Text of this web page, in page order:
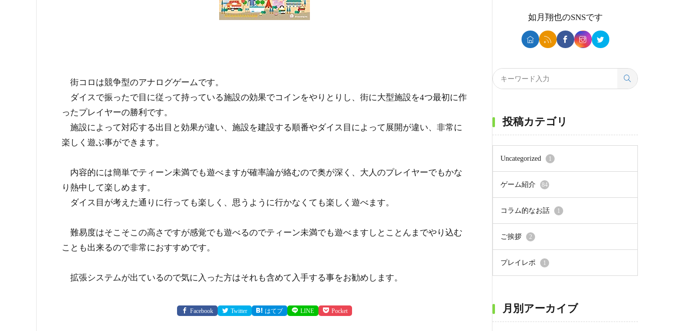
街コロは競争型のアナログゲームです。
ダイスで振ったで目に従って持っている施設の効果でコインをやりとりし、街に大型施設を4つ最初に作
ったプレイヤーの勝利です。
施設によって対応する出目と効果が違い、施設を建設する順番やダイス目によって展開が違い、非常に
楽しく遊ぶ事ができます。
内容的には簡単でティーン未満でも遊べますが確率論が絡むので奥が深く、大人のプレイヤーでもかな
り熱中して楽しめます。
ダイス目が考えた通りに行っても楽しく、思うように行かなくても楽しく遊べます。
難易度はそこそこの高さですが感覚でも遊べるのでティーン未満でも遊べますしとことんまでやり込む
ことも出来るので非常におすすめです。
拡張システムが出ているので気に入った方はそれも含めて入手する事をお勧めします。
Facebook Twitter はてブ LINE Pocket
如月翔也のSNSです
投稿カテゴリ
Uncategorized 1
ゲーム紹介 84
コラム的なお話 1
ご挨拶 2
プレイレポ 1
月別アーカイブ